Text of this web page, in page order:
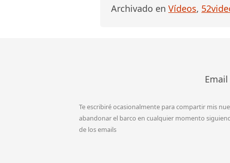
Archivado en Vídeos,
Email
Te escribiré ocasionalmente para compartir mis
abandonar el barco en cualquier momento
de los emails